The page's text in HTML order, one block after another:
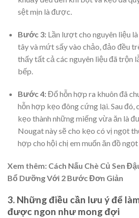
sệt mịn là được.
Bước 3:Lần lượt cho nguyên liệu
tây và mứt sấy vào chảo, đảo đều
thấy tất cả các nguyên liệu đã trộn
bếp.
Bước 4:Đổ hỗn hợp ra khuôn đã
hỗn hợp kẹo đông cứng lại. Sau đó,
kẹo thành những miếng vừa ăn là
Nougat này sẽ cho kẹo có vị ngọt
hợp cho hội chị em muốn ăn đồ
Xem thêm: Cách Nấu Chè Củ Sen
Bổ Dưỡng Với 2 Bước Đơn Giản
3. Những điều cần lưu ý để
được ngon như mong đợi